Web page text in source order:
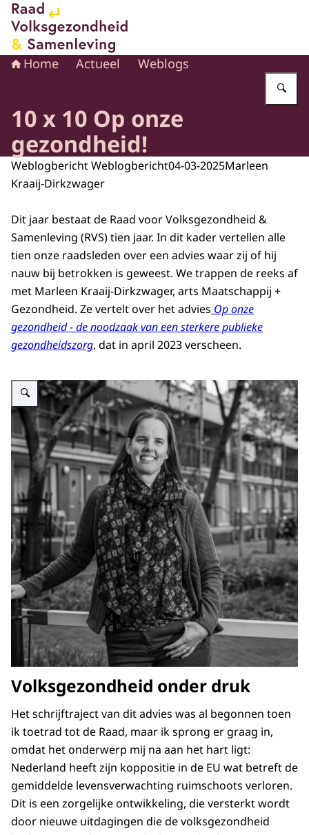
Naar de homepage van Raad voor Volksgezondheid en
Home Actueel Weblogs
10 x 10 Op onze
gezondheid!
Weblogbericht Weblogbericht04-03-2025Marleen
Kraaij-Dirkzwager
Dit jaar bestaat de Raad voor Volksgezondheid &
Samenleving (RVS) tien jaar. In dit kader vertellen alle
tien onze raadsleden over een advies waar zij of hij
nauw bij betrokken is geweest. We trappen de reeks af
met Marleen Kraaij-Dirkzwager, arts Maatschappij +
Gezondheid. Ze vertelt over het advies Op onze
gezondheid - de noodzaak van een sterkere publieke
gezondheidszorg, dat in april 2023 verscheen.
Vergroot afbeelding Marleen van der Kraaij - Dirkzwager
Volksgezondheid onder druk
Het schrijftraject van dit advies was al begonnen toen
ik toetrad tot de Raad, maar ik sprong er graag in,
omdat het onderwerp mij na aan het hart ligt:
Nederland heeft zijn koppositie in de EU wat betreft de
gemiddelde levensverwachting ruimschoots verloren.
Dit is een zorgelijke ontwikkeling, die versterkt wordt
door nieuwe uitdagingen die de volksgezondheid